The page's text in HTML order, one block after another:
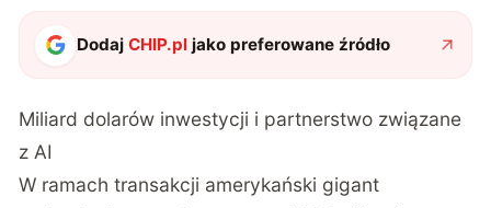
DodajCHIP.pl jako preferowane źródło
Miliard dolarów inwestycji i partnerstwo związane
z AI
W ramach transakcji amerykański gigant